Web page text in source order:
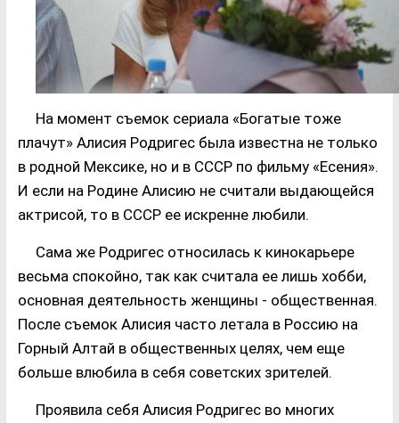
На момент съемок сериала «Богатые тоже
плачут» Алисия Родригес была известна не только
в родной Мексике, но и в СССР по фильму «Есения».
И если на Родине Алисию не считали выдающейся
актрисой, то в СССР ее искренне любили.
Сама же Родригес относилась к кинокарьере
весьма спокойно, так как считала ее лишь хобби,
основная деятельность женщины - общественная.
После съемок Алисия часто летала в Россию на
Горный Алтай в общественных целях, чем еще
больше влюбила в себя советских зрителей.
Проявила себя Алисия Родригес во многих